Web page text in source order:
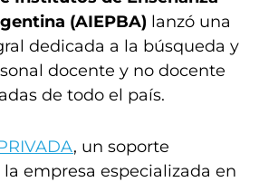
(AIEPBA) lanzó una
dedicada a la búsqueda y
docente y no docente
de todo el país.
, un soporte
empresa especializada en